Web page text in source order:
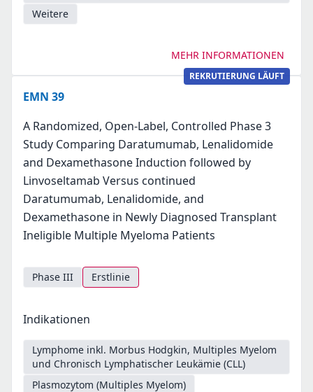
Weitere
MEHR INFORMATIONEN
REKRUTIERUNG LÄUFT
EMN 39
A Randomized, Open-Label, Controlled Phase 3
Study Comparing Daratumumab, Lenalidomide
and Dexamethasone Induction followed by
Linvoseltamab Versus continued
Daratumumab, Lenalidomide, and
Dexamethasone in Newly Diagnosed Transplant
Ineligible Multiple Myeloma Patients
Phase III Erstlinie
Indikationen
Lymphome inkl. Morbus Hodgkin, Multiples Myelom
und Chronisch Lymphatischer Leukämie (CLL)
Plasmozytom (Multiples Myelom)